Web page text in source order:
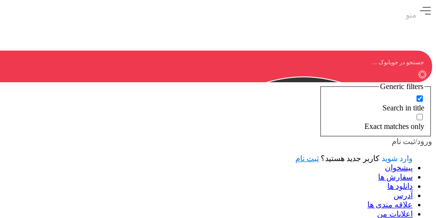
منو
Generic filters
Search in title
Exact matches only
ورود/ثبت نام
وارد شوید کاربر جدید هستید؟ ثبت نام
پیشخوان
سفارش ها
دانلود ها
آدرس
علاقه مندی ها
اعلانات من